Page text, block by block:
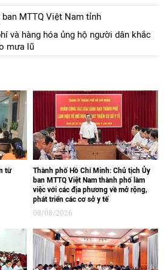
ban MTTQ Việt Nam tỉnh
và hàng hóa ủng hộ người dân khắc
mưa lũ
từ
Thành phố Hồ Chí Minh: Chủ tịch Ủy
ban MTTQ Việt Nam thành phố làm
việc với các địa phương về mở rộng,
phát triển các cơ sở y tế
08/08/2026